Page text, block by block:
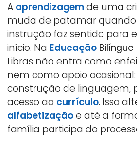
A aprendizagemde uma
muda de patamar
instrução faz sentido para
início. Na Educação
Libras não entra como
nem como apoio
construção de linguagem,
acesso ao currículo. Isso
alfabetizaçãoe até a
família participa do